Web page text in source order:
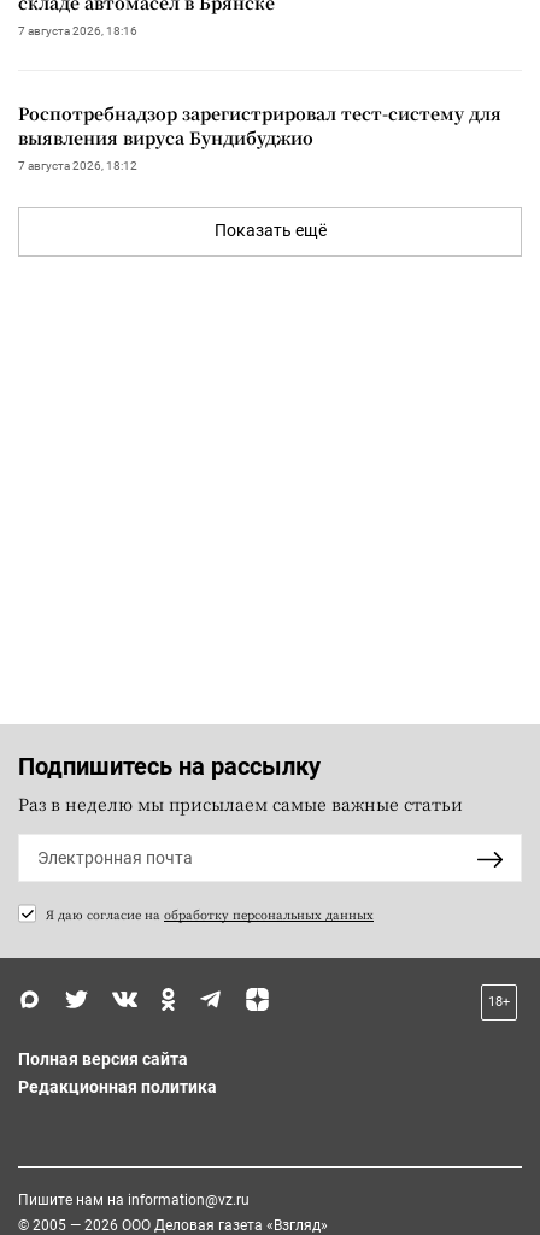
7 августа 2026, 18:16
Роспотребнадзор зарегистрировал тест-систему для
выявления вируса Бундибуджио
7 августа 2026, 18:12
Показать ещё
Подпишитесь на рассылку
Раз в неделю мы присылаем самые важные статьи
Я даю согласие на обработку персональных данных
18+
Полная версия сайта
Редакционная политика
Пишите нам на information@vz.ru
© 2005 — 2026 ООО Деловая газета «Взгляд»